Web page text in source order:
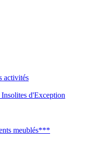
activités
d'Exception
meublés***